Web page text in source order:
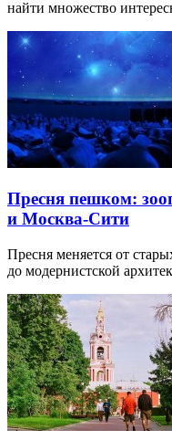
найти множество
Пресня пешком:
и Москва-Сити
Пресня меняется от
до модернистской